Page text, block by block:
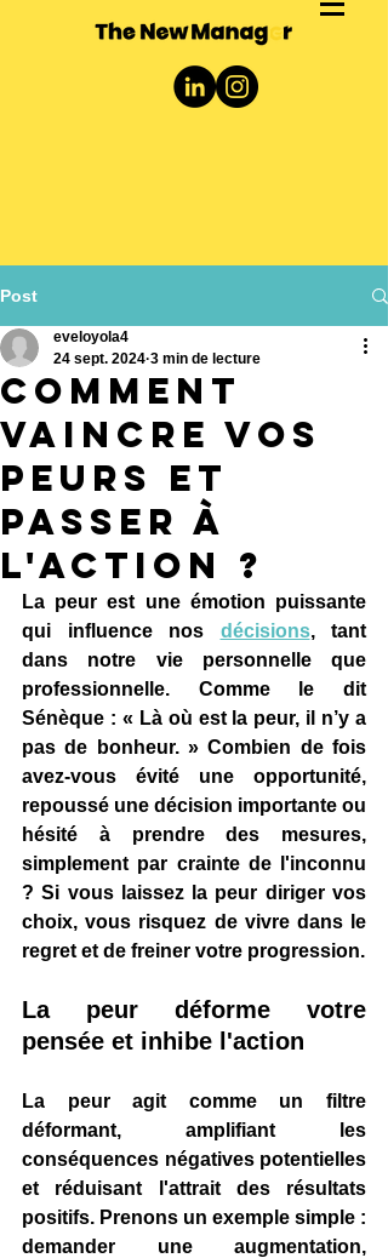
Post
Comment
vaincre vos
peurs et
passer à
l'action ?
eveloyola4
24 sept. 2024 3 min de lecture
La peur est une émotion puissante
qui influence nos décisions, tant
dans notre vie personnelle que
professionnelle. Comme le dit
Sénèque : « Là où est la peur, il n’y a
pas de bonheur. » Combien de fois
avez-vous évité une opportunité,
repoussé une décision importante ou
hésité à prendre des mesures,
simplement par crainte de l'inconnu
? Si vous laissez la peur diriger vos
choix, vous risquez de vivre dans le
regret et de freiner votre progression.
La peur déforme votre
pensée et inhibe l'action
La peur agit comme un filtre
déformant, amplifiant les
conséquences négatives potentielles
et réduisant l'attrait des résultats
positifs. Prenons un exemple simple :
demander une augmentation,